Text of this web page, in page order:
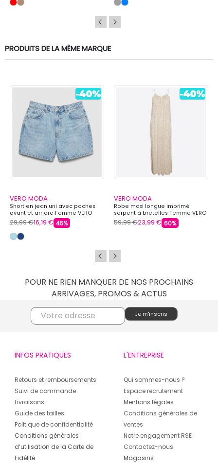
PRODUITS DE LA MÊME MARQUE
VERO MODA
Short en jean uni avec poches
avant et arrière Femme VERO
MODA
29,99 €16,19 € 46%
VERO MODA
Robe maxi longue imprimé
serpent à bretelles Femme VERO
MODA
59,99 €23,99 € 60%
POUR NE RIEN MANQUER DE NOS PROCHAINS
ARRIVAGES, PROMOS & ACTUS
INFOS PRATIQUES
Retours et remboursements
Suivi de commande
Livraisons
Guide des tailles
Politique de confidentialité
Conditions générales
d’utilisation de la Carte de
Fidélité
L'ENTREPRISE
Qui sommes-nous ?
Espace recrutement
Mentions légales
Conditions générales de
ventes
Notre engagement RSE
Contactez-nous
Magasins